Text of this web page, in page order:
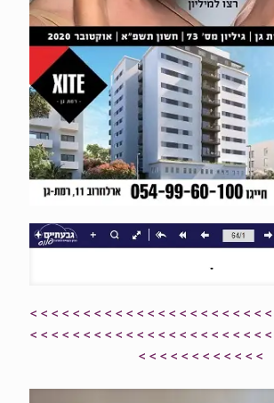
> > > > > > > > > > > > > > > > > > > > > >
> > > > > > > > > > > > > > > > > > > > > >
> > > > > > > > > > > >